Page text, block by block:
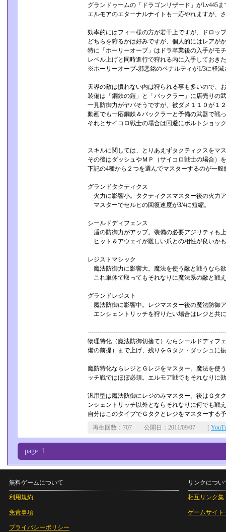
グランドゥームの「ドラゴンリザード」がLv445ま
エルモアのエターナルナイトも一応やれますが、
効率的にはフィー様の方が若干上ですが、ドロッ
どちらを狩るかは好みですが、個人的にはレアが
特に「ホーリーオーブ」はドラ卒業後の入手がモ
レベル上げと同時進行で狩れる内に入手しておき
※ホーリーオーブ-邪悪銘のペナルティが1/3に軽減
天界の敵は慣れない内は狩られる事も多いので、
装備は「鋼鉄の鎧」と「バックラー」に店売りの
一見防御力がヤバそうですが、被ダメ１１０が１
動画でも一応鋼鉄＆バックラーと予備の武器で戦っ
それとサイコロ戦士の場合は回避にボルトショッ
----------------------------------------­
スキルに関しては、とりあえずタクティクスをマス
その後はダッシュやＭＰ（サイコロ戦士の場合）
下記の4種から２つを選んでマスターするのが一般
グランドタクティクス
火力に影響小。タクティクスマスター後の火力ア
マスターでセルヒの回復速度が3/4に短縮。
シールドディフェンス
盾の防御力がアップ。装備の必要アジリティも上
ヒット＆アウェイが難しい爪との相性が良いかも
レジストマシック
魔法防御力に影響大。魔法を使う敵と戦うなら欲
これ単体で取ってもそれなりに魔法系の敵と戦え
グランドレジスト
魔法防御に影響中。レジマスター後の魔法防御ア
エンシェントリッチを狩りたい場合はレジと共に
----------------------------------------­
物理特化（魔法防御切捨て）ならシールドディフ
備の前提）まで上げ、残りをＧタク・ダッシュに振
魔防特化ならレジとＧレジをマスター。魔法を使
ッチ戦ではほぼ必須。エルモア戦でもそれなりに効
汎用型は魔法防御にレジのみマスター。後はＧタ
ンシェントリッチ以外とならそれなりに何でも戦え
自分はこのタイプでＧタクとレジをマスターする予
再生回数：707 公開日：2011/09/07 [
page: 1
無料ゲームについて
利用規約
免責事項
プライバシーポリシー
リンクについ
相互リンク集
ゲームサイト